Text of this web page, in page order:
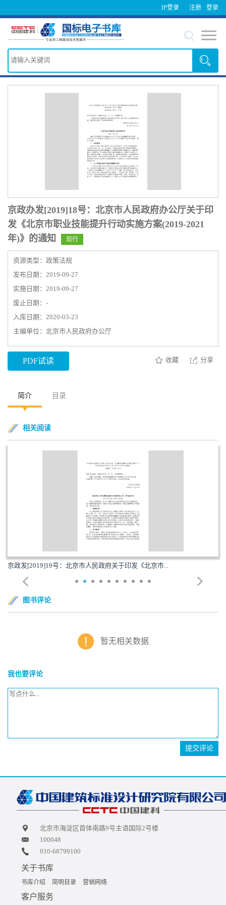
IP登录 登录
注册
京政办发[2019]18号：北京市人民政府办公厅关于印
发《北京市职业技能提升行动实施方案(2019-2021
年)》的通知
现行
资源类型：政策法规
发布日期：2019-09-27
实施日期：2019-09-27
废止日期：-
入库日期：2020-03-23
主编单位：北京市人民政府办公厅
PDF试读 收藏 分享
简介 目录
相关阅读
京政发[2019]19号：北京市人民政府关于印发《北京市...
图书评论
暂无相关数据
我也要评论
提交评论
北京市海淀区首体南路9号主语国际2号楼
100048
010-68799100
关于书库
书库介绍 简明目录 营销网络
客户服务